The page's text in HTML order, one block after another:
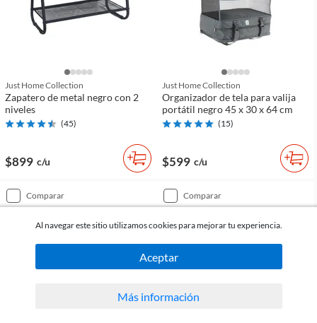
Just Home Collection
Zapatero de metal negro con 2
niveles
(45)
$899 c/u
Just Home Collection
Organizador de tela para valija
portátil negro 45 x 30 x 64 cm
(15)
$599 c/u
comparar comparar
Al navegar este sitio utilizamos cookies para mejorar tu experiencia.
Aceptar
Más información